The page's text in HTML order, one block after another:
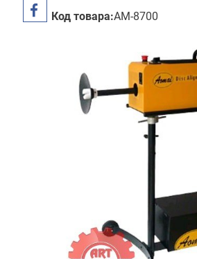
Код товара:AM-8700